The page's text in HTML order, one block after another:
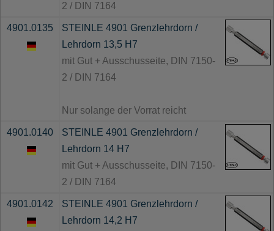
2 / DIN 7164
4901.0135
STEINLE 4901 Grenzlehrdorn /
Lehrdorn 13,5 H7
mit Gut + Ausschusseite, DIN 7150-
2 / DIN 7164
Nur solange der Vorrat reicht
4901.0140
STEINLE 4901 Grenzlehrdorn /
Lehrdorn 14 H7
mit Gut + Ausschusseite, DIN 7150-
2 / DIN 7164
4901.0142
STEINLE 4901 Grenzlehrdorn /
Lehrdorn 14,2 H7